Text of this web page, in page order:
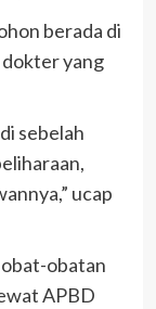
berada di
dokter yang
sebelah
ucap
obat-obatan
APBD